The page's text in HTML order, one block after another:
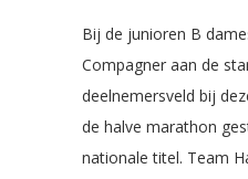
Bij de junioren B
Compagner aan de
deelnemersveld bij
de halve marathon
nationale titel. Team